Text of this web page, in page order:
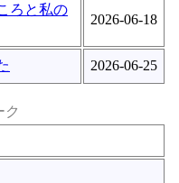
ろと私の
2026-06-18
2026-06-25
ク